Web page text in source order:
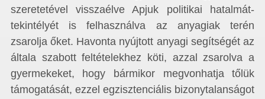
szeretetével visszaélve Apjuk politikai hatalmát-
tekintélyét is felhasználva az anyagiak terén
zsarolja őket. Havonta nyújtott anyagi segítségét az
általa szabott feltételekhez köti, azzal zsarolva a
gyermekeket, hogy bármikor megvonhatja tőlük
támogatását, ezzel egzisztenciális bizonytalanságot